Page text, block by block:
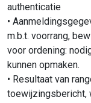
authenticatie
•
m.b.t. voorrang,
voor ordening:
kunnen opmaken.
• Resultaat van
toewijzingsbericht,